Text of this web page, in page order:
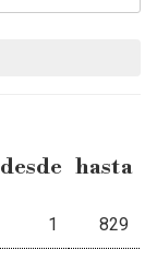
desde hasta
1 829